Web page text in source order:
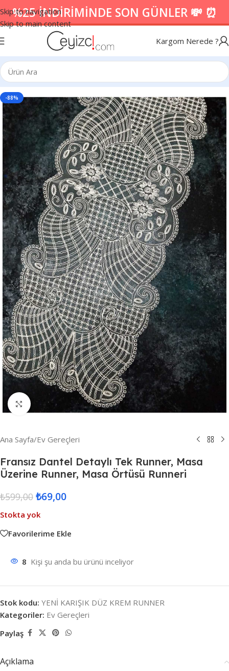
Skip to navigation
Skip to main content
%25 İNDİRİMİNDE SON GÜNLER 💸 ⏰
Kargom Nerede ?
-88%
Resmi Büyüt
Ana Sayfa/Ev Gereçleri
Fransız Dantel Detaylı Tek Runner, Masa
Üzerine Runner, Masa Örtüsü Runneri
₺599,00 ₺69,00
Stokta yok
Favorilerime Ekle
8 Kişi şu anda bu ürünü inceliyor
Stok kodu: YENİ KARIŞIK DÜZ KREM RUNNER
Kategoriler: Ev Gereçleri
Paylaş
Açıklama